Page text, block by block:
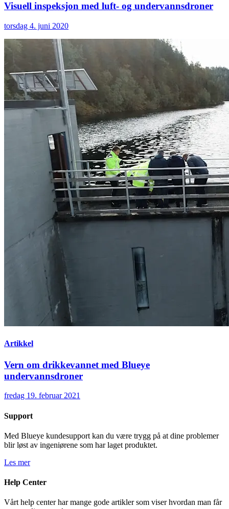
Visuell inspeksjon med luft- og undervannsdroner
torsdag 4. juni 2020
Artikkel
Vern om drikkevannet med Blueye
undervannsdroner
fredag 19. februar 2021
Support
Med Blueye kundesupport kan du være trygg på at dine problemer
blir løst av ingeniørene som har laget produktet.
Les mer
Help Center
Vårt help center har mange gode artikler som viser hvordan man får